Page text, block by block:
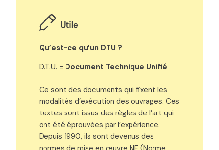
Qu’est-ce qu’un DTU ?
D.T.U. = Document Technique Unifié
Ce sont des documents qui fixent les
modalités d’exécution des ouvrages. Ces
textes sont issus des règles de l’art qui
ont été éprouvées par l’expérience.
Depuis 1990, ils sont devenus des
normes de mise en œuvre NF (Norme